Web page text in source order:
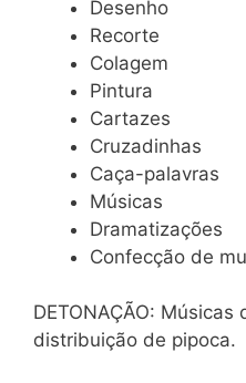
Desenho
Recorte
Colagem
Pintura
Cartazes
Cruzadinhas
Caça-palavras
Músicas
Dramatizações
Confecção de
DETONAÇÃO:
distribuição de pipoca.